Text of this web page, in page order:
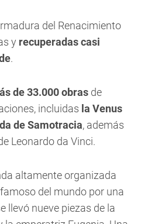
del Renacimiento
y recuperadas casi
.
de 33.000 obras de
incluidas la Venus
de Samotracia, además
Leonardo da Vinci.
altamente organizada
del mundo por una
llevó nueve piezas de la